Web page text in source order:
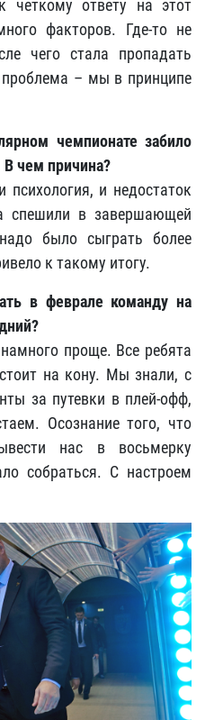
ответу на этот
факторов. Где-то не
чего стала пропадать
проблема – мы в принципе
чемпионате забило
чем причина?
и недостаток
спешили в завершающей
было сыграть более
к такому итогу.
в феврале команду на
проще. Все ребята
на кону. Мы знали, с
за путевки в плей-офф,
Осознание того, что
нас в восьмерку
собраться. С настроем